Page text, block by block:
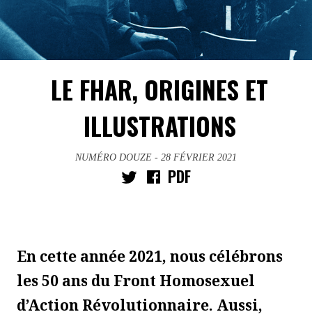
LE FHAR, ORIGINES ET
ILLUSTRATIONS
NUMÉRO DOUZE - 28 FÉVRIER 2021
PDF
En cette année 2021, nous célébrons
les 50 ans du Front Homosexuel
d’Action Révolutionnaire. Aussi,